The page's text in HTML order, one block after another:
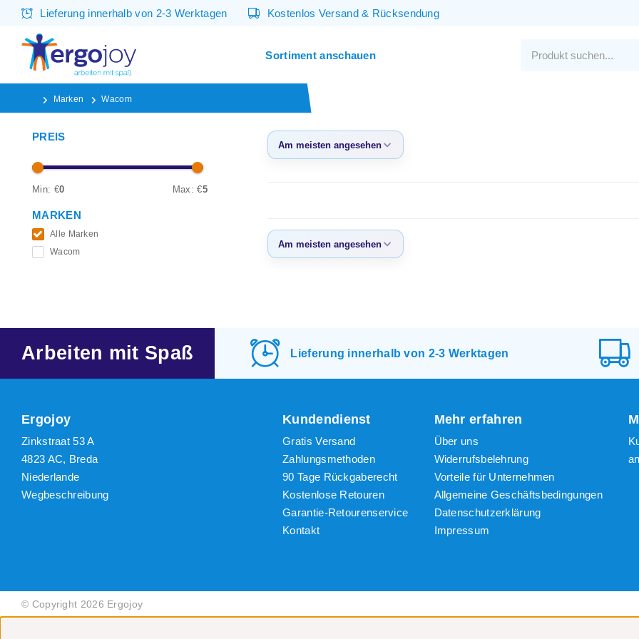
Lieferung innerhalb von 2-3 Werktagen Kostenlos Versand& Rücksendung
Sortiment anschauen
Marken Wacom
PREIS
Min: €0 Max: €5
MARKEN
Alle Marken
Wacom
Am meisten angesehen
Niedrigster Preis
Höchster Preis
Am meisten angesehen
Höchster Preis
Arbeiten mit Spaß Lieferung innerhalb von 2-3 Werktagen
Ergojoy
Zinkstraat 53 A
4823 AC, Breda
Niederlande
Wegbeschreibung
Kundendienst
Gratis Versand
Zahlungsmethoden
90 Tage Rückgaberecht
Kostenlose Retouren
Garantie-Retourenservice
Kontakt
Mehr erfahren
Über uns
Widerrufsbelehrung
Vorteile für Unternehmen
Allgemeine Geschäftsbedingungen
Datenschutzerklärung
Impressum
© Copyright 2026 Ergojoy